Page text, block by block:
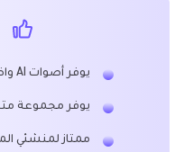
يوفر أصوات AI واضحة وطبيعية.
يوفر مجموعة
ممتاز لمنشئي